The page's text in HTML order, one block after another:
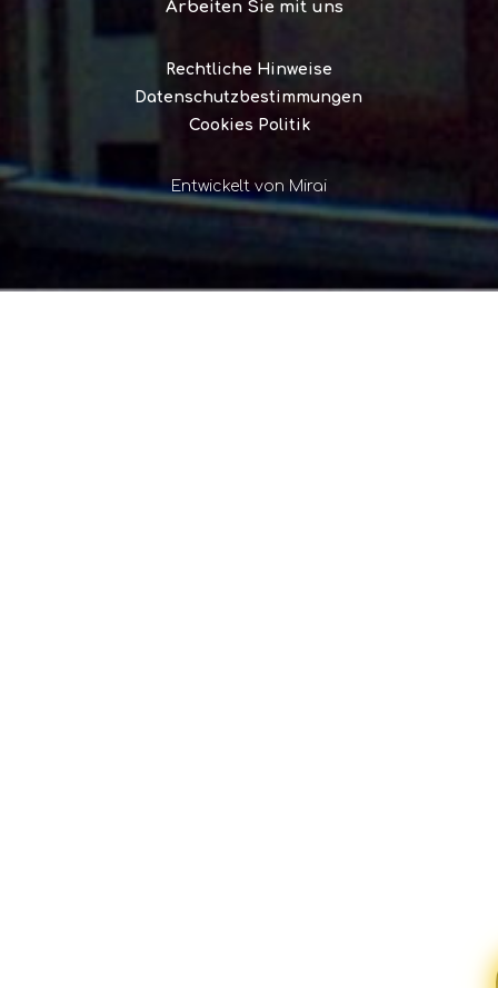
Arbeiten Sie mit uns
Rechtliche Hinweise
Datenschutzbestimmungen
Cookies Politik
Entwickelt von Mirai